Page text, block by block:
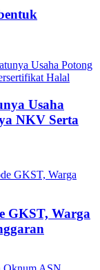
Usaha
NKV Serta
GKST, Warga